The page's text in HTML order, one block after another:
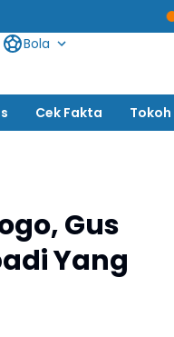
Siswanto, SH:
Bola
Cek Fakta Tokoh
Gus
Yang